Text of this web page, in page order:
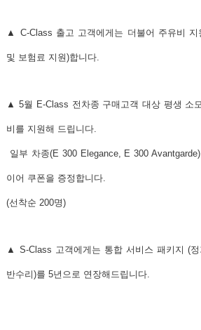
▲ C-Class 출고 고객에게는 더불어 주유비 지
및 보험료 지원)합니다.
▲ 5월 E-Class 전차종 구매고객 대상 평생 소
비를 지원해 드립니다.
일부 차종(E 300 Elegance, E 300
이어 쿠폰을 증정합니다.
(선착순 200명)
▲ S-Class 고객에게는 통합 서비스 패키지 (
반수리)를 5년으로 연장해드립니다.